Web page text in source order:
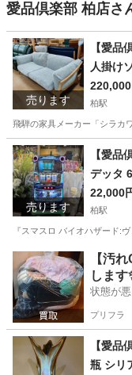
愛品倶楽部 柏店さ
売ります
【愛品
人掛け
ドレス
220,000
柏駅
飛騨の家具メーカー「シラカ
千葉 柏市 柏駅
売ります
【愛品
デッタ
22,000
柏駅
『スマスロ バイオハザード:
千葉 柏市 柏駅
【汚
します
状態が
プリフラ
【愛品
瓶 シリ